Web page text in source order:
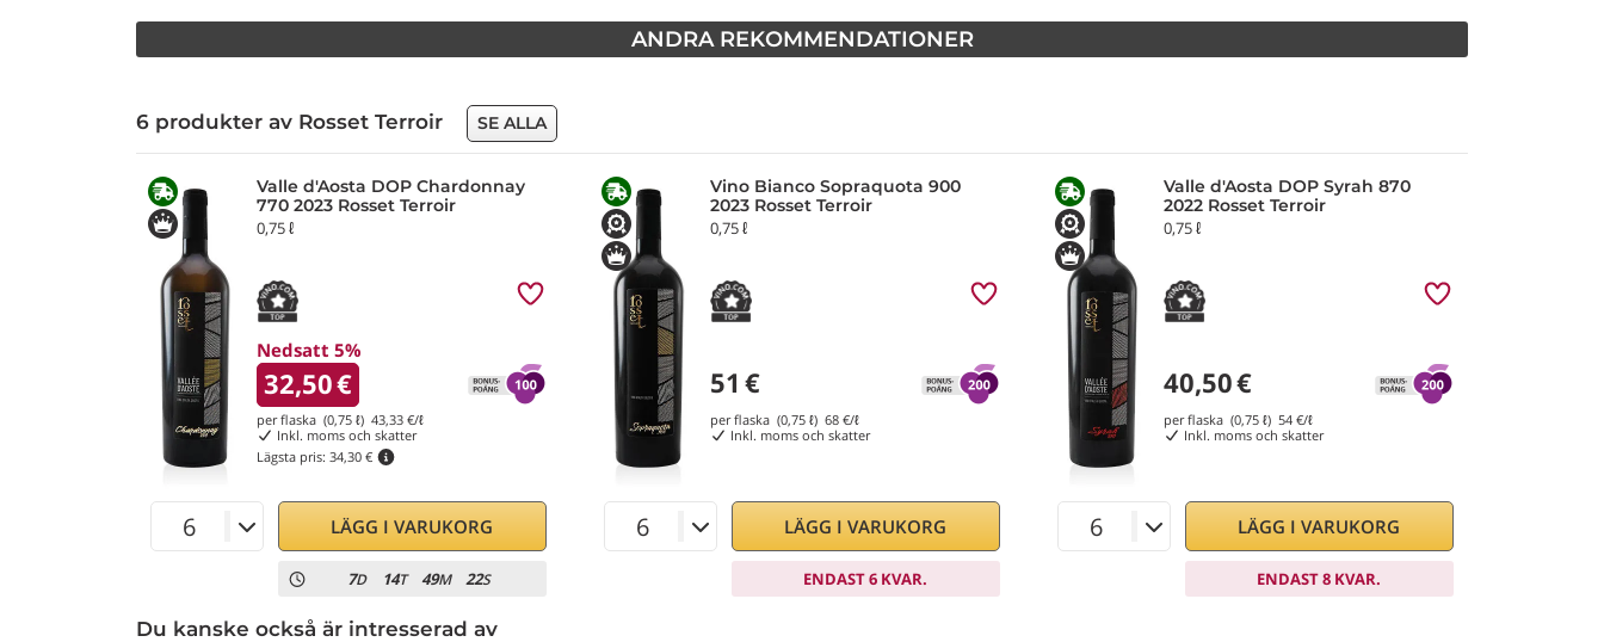
ANDRA REKOMMENDATIONER
6 produkter av Rosset Terroir SE ALLA
Valle d'Aosta DOP Chardonnay
770 2023 Rosset Terroir
0,75 ℓ
Nedsatt 5%
32,50€
per flaska (0,75 ℓ) 43,33 €/ℓ
Inkl. moms och skatter
Lägsta pris: 34,30 €
LÄGG I VARUKORG
7D 14T 49M 20S
Vino Bianco Sopraquota 900
2023 Rosset Terroir
0,75 ℓ
51 €
per flaska (0,75 ℓ) 68 €/ℓ
Inkl. moms och skatter
LÄGG I VARUKORG
ENDAST 6 KVAR.
Valle d'Aosta DOP Syrah 870
2022 Rosset Terroir
0,75 ℓ
40,50€
per flaska (0,75 ℓ) 54 €/ℓ
Inkl. moms och skatter
LÄGG I VARUKORG
ENDAST 8 KVAR.
Du kanske också är intresserad av